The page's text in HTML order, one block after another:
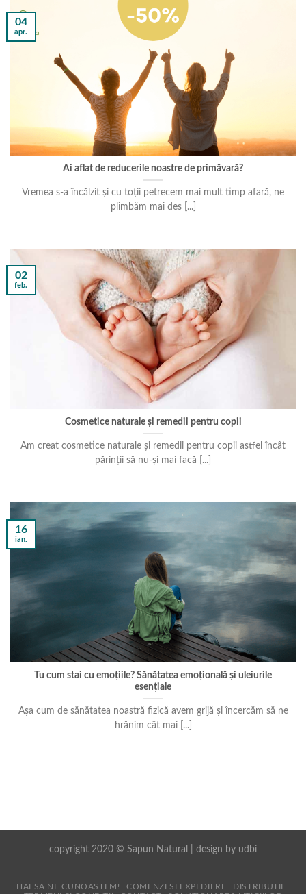
Ai aflat de reducerile noastre de primăvară?
Vremea s-a încălzit și cu toții petrecem mai mult timp afară, ne
plimbăm mai des [...]
04
apr.
Cosmetice naturale și remedii pentru copii
Am creat cosmetice naturale și remedii pentru copii astfel încât
părinții să nu-și mai facă [...]
02
feb.
Tu cum stai cu emoțiile? Sănătatea emoțională și uleiurile
esențiale
Așa cum de sănătatea noastră fizică avem grijă și încercăm să ne
hrănim cât mai [...]
16
ian.
copyright 2020 © Sapun Natural | design by udbi
HAI SA NE CUNOASTEM! COMENZI SI EXPEDIERE
DISTRIBUTIE